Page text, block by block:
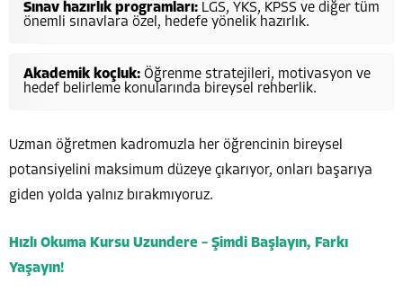
Sınav hazırlık programları: LGS, YKS, KPSS ve diğer tüm
önemli sınavlara özel, hedefe yönelik hazırlık.
Akademik koçluk: Öğrenme stratejileri, motivasyon ve
hedef belirleme konularında bireysel rehberlik.
Uzman öğretmen kadromuzla her öğrencinin bireysel
potansiyelini maksimum düzeye çıkarıyor, onları başarıya
giden yolda yalnız bırakmıyoruz.
Hızlı Okuma Kursu Uzundere – Şimdi Başlayın, Farkı
Yaşayın!